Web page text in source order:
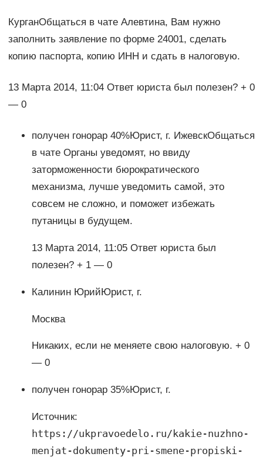
КурганОбщаться в чате Алевтина, Вам нужно
заполнить заявление по форме 24001, сделать
копию паспорта, копию ИНН и сдать в налоговую.
13 Марта 2014, 11:04 Ответ юриста был полезен? + 0
— 0
получен гонорар 40%Юрист, г. ИжевскОбщаться
в чате Органы уведомят, но ввиду
заторможенности бюрократического
механизма, лучше уведомить самой, это
совсем не сложно, и поможет избежать
путаницы в будущем.
13 Марта 2014, 11:05 Ответ юриста был
полезен? + 1 — 0
Калинин ЮрийЮрист, г.
Москва
Никаких, если не меняете свою налоговую. + 0
— 0
получен гонорар 35%Юрист, г.
Источник:
https://ukpravoedelo.ru/kakie-nuzhno-
menjat-dokumenty-pri-smene-propiski-